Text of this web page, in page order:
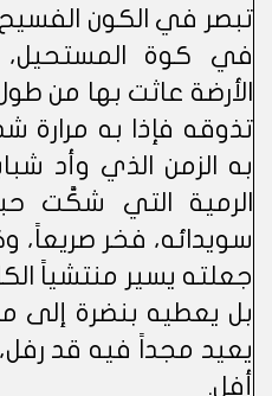
تبصر في الكون الفسيح
في كوة المستحيل،
الأرضة عاثت بها من
تذوقه فإذا به مرارة
به الزمن الذي وأد
الرمية التي شكَّت
سويدائه، فخر صريعاً،
جعلته يسير منتشياً
بل يعطيه بنضرة إلى
يعيد مجداً فيه قد
أفل.